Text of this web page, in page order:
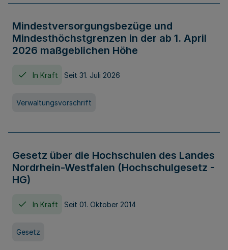
Mindestversorgungsbezüge und
Mindesthöchstgrenzen in der ab 1. April
2026 maßgeblichen Höhe
In Kraft Seit 31. Juli 2026
Verwaltungsvorschrift
Gesetz über die Hochschulen des Landes
Nordrhein-Westfalen (Hochschulgesetz -
HG)
In Kraft Seit 01. Oktober 2014
Gesetz